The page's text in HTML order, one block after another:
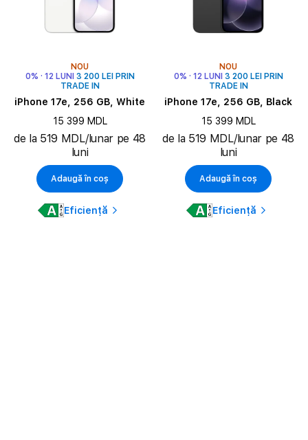
NOU
0% · 12 LUNI 3 200 LEI PRIN
TRADE IN
iPhone 17e, 256 GB, White
15 399 MDL
de la 519 MDL/lunar pe 48
luni
Adaugă în coș
Eficiență
NOU
0% · 12 LUNI 3 200 LEI PRIN
TRADE IN
iPhone 17e, 256 GB, Black
15 399 MDL
de la 519 MDL/lunar pe 48
luni
Adaugă în coș
Eficiență